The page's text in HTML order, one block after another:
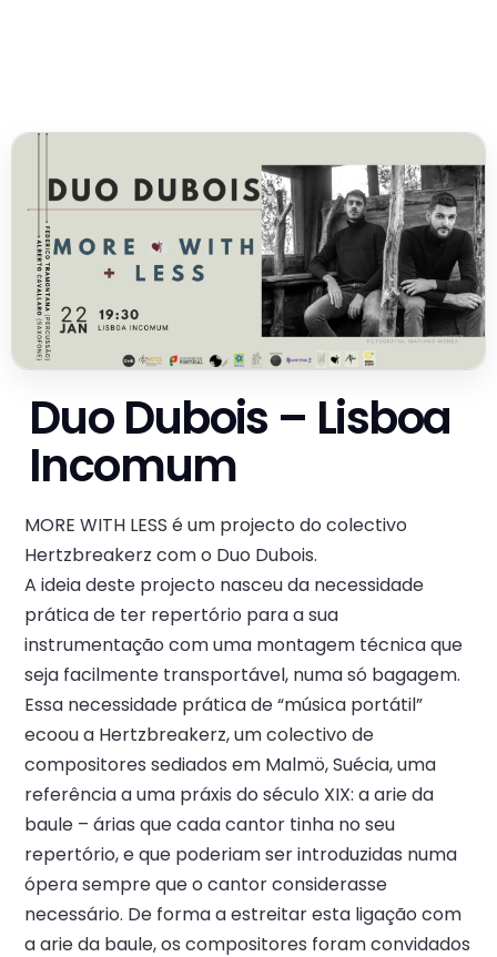
Duo Dubois – Lisboa
Incomum
MORE WITH LESS é um projecto do colectivo
Hertzbreakerz com o Duo Dubois.
A ideia deste projecto nasceu da necessidade
prática de ter repertório para a sua
instrumentação com uma montagem técnica que
seja facilmente transportável, numa só bagagem.
Essa necessidade prática de “música portátil”
ecoou a Hertzbreakerz, um colectivo de
compositores sediados em Malmö, Suécia, uma
referência a uma práxis do século XIX: a arie da
baule – árias que cada cantor tinha no seu
repertório, e que poderiam ser introduzidas numa
ópera sempre que o cantor considerasse
necessário. De forma a estreitar esta ligação com
a arie da baule, os compositores foram convidados